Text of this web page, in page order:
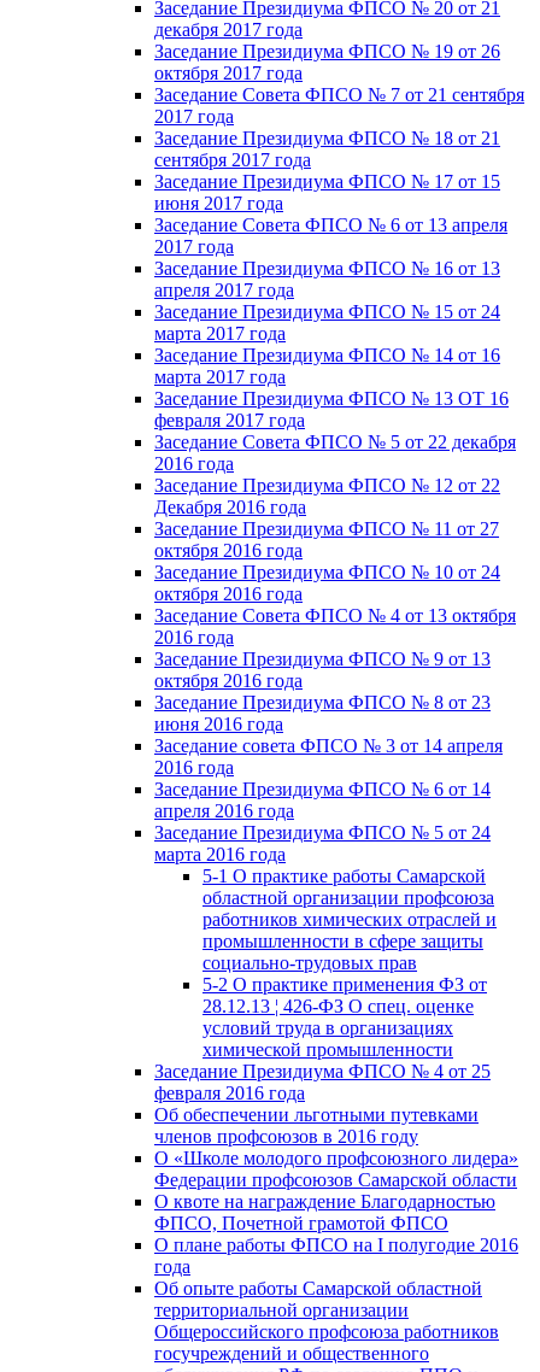
Заседание Президиума ФПСО № 20 от 21
декабря 2017 года
Заседание Президиума ФПСО № 19 от 26
октября 2017 года
Заседание Совета ФПСО № 7 от 21 сентября
2017 года
Заседание Президиума ФПСО № 18 от 21
сентября 2017 года
Заседание Президиума ФПСО № 17 от 15
июня 2017 года
Заседание Совета ФПСО № 6 от 13 апреля
2017 года
Заседание Президиума ФПСО № 16 от 13
апреля 2017 года
Заседание Президиума ФПСО № 15 от 24
марта 2017 года
Заседание Президиума ФПСО № 14 от 16
марта 2017 года
Заседание Президиума ФПСО № 13 ОТ 16
февраля 2017 года
Заседание Совета ФПСО № 5 от 22 декабря
2016 года
Заседание Президиума ФПСО № 12 от 22
Декабря 2016 года
Заседание Президиума ФПСО № 11 от 27
октября 2016 года
Заседание Президиума ФПСО № 10 от 24
октября 2016 года
Заседание Совета ФПСО № 4 от 13 октября
2016 года
Заседание Президиума ФПСО № 9 от 13
октября 2016 года
Заседание Президиума ФПСО № 8 от 23
июня 2016 года
Заседание совета ФПСО № 3 от 14 апреля
2016 года
Заседание Президиума ФПСО № 6 от 14
апреля 2016 года
Заседание Президиума ФПСО № 5 от 24
марта 2016 года
5-1 О практике работы Самарской
областной организации профсоюза
работников химических отраслей и
промышленности в сфере защиты
социально-трудовых прав
5-2 О практике применения ФЗ от
28.12.13 ¦ 426-ФЗ О спец. оценке
условий труда в организациях
химической промышленности
Заседание Президиума ФПСО № 4 от 25
февраля 2016 года
Об обеспечении льготными путевками
членов профсоюзов в 2016 году
О «Школе молодого профсоюзного лидера»
Федерации профсоюзов Самарской области
О квоте на награждение Благодарностью
ФПСО, Почетной грамотой ФПСО
О плане работы ФПСО на I полугодие 2016
года
Об опыте работы Самарской областной
территориальной организации
Общероссийского профсоюза работников
госучреждений и общественного